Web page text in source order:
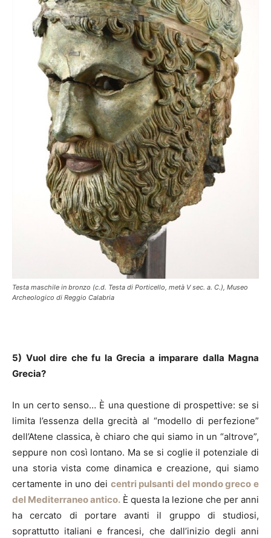
Testa maschile in bronzo (c.d. Testa di Porticello, metà V sec. a. C.), Museo
Archeologico di Reggio Calabria
5) Vuol dire che fu la Grecia a imparare dalla Magna
Grecia?
In un certo senso… È una questione di prospettive: se si
limita l’essenza della grecità al “modello di perfezione”
dell’Atene classica, è chiaro che qui siamo in un “altrove”,
seppure non così lontano. Ma se si coglie il potenziale di
una storia vista come dinamica e creazione, qui siamo
certamente in uno dei centri pulsanti del mondo greco e
del Mediterraneo antico. È questa la lezione che per anni
ha cercato di portare avanti il gruppo di studiosi,
soprattutto italiani e francesi, che dall’inizio degli anni